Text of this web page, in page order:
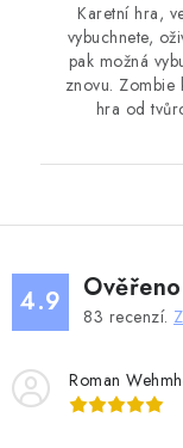
Karetní hra,
vybuchnete,
pak možná
znovu. Zombie
hra od
4.9 83 recenzí.
Roman